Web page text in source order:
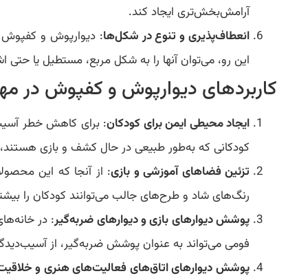
آرامش‌بخش‌تری ایجاد کند.
انعطاف‌پذیری و تنوع در شکل‌ها: دیوارپوش‌ و کفپوش
این رو، می‌توان آنها را به شکل مربع، مستطیل یا
کاربردهای دیوارپوش و کفپوش در
ایجاد محیطی ایمن برای کودکان: برای کاهش خطر
کودکانی که به‌طور طبیعی در حال کشف و بازی
تزئین فضاهای آموزشی و بازی: از آنجا که این
رنگ‌های شاد و طرح‌های جالب می‌توانند کودکان را
پوشش دیوارهای بازی و دیوارهای ضربه‌گیر: در
فومی می‌تواند به عنوان پوشش ضربه‌گیر، از
پوشش دیوارهای اتاق‌های فعالیت‌های هنری و